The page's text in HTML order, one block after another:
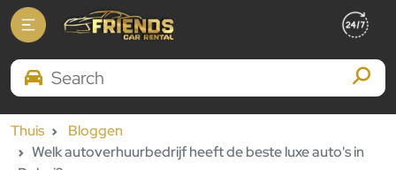
Search Brands
Thuis
Bloggen
Welk autoverhuurbedrijf heeft de beste luxe auto's in